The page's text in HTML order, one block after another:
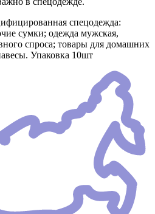
спецодежда:
сумки; одежда мужская,
спроса; товары для домашних
Упаковка 10шт